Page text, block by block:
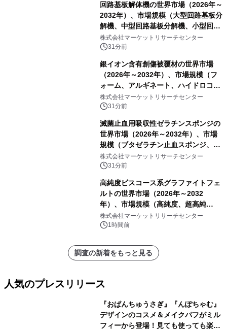
回路基板解体機の世界市場（2026年～
2032年）、市場規模（大型回路基板分
解機、中型回路基板分解機、小型回路
基板分解機）・分析レポートを発表
株式会社マーケットリサーチセンター
31分前
銀イオン含有創傷被覆材の世界市場
（2026年～2032年）、市場規模（フ
ォーム、アルギネート、ハイドロコロ
イド、その他）・分析レポートを発表
株式会社マーケットリサーチセンター
31分前
滅菌止血用吸収性ゼラチンスポンジの
世界市場（2026年～2032年）、市場
規模（ブタゼラチン止血スポンジ、牛
ゼラチン止血スポンジ、その他）・分
析レポートを発表
株式会社マーケットリサーチセンター
31分前
高純度ビスコース系グラファイトフェ
ルトの世界市場（2026年～2032
年）、市場規模（高純度、超高純
度）・分析レポートを発表
株式会社マーケットリサーチセンター
1時間前
調査の新着をもっと見る
人気のプレスリリース
『おぱんちゅうさぎ』『んぽちゃむ』
デザインのコスメ＆メイクパフがミル
フィーから登場！見ても使っても楽し